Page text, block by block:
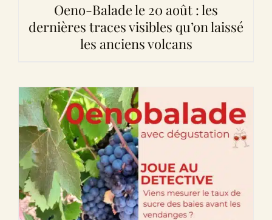
Oeno-Balade le 20 août : les
dernières traces visibles qu’on laissé
les anciens volcans